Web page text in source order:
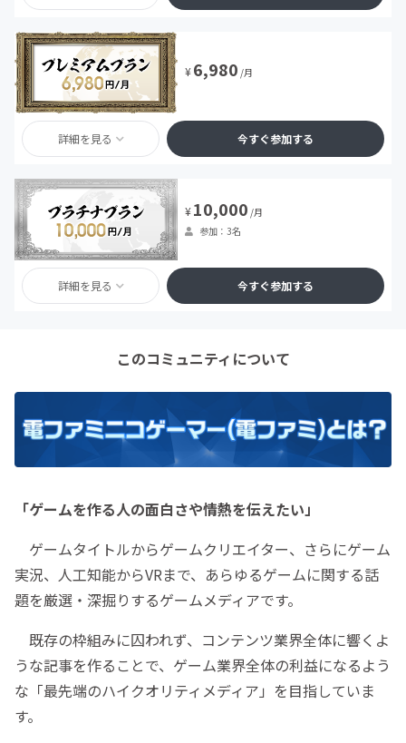
¥6,980 /月
詳細を見る 今すぐ参加する
¥10,000 /月
参加：3名
詳細を見る 今すぐ参加する
このコミュニティについて
「ゲームを作る人の面白さや情熱を伝えたい」
ゲームタイトルからゲームクリエイター、さらにゲーム
実況、人工知能からVRまで、あらゆるゲームに関する話
題を厳選・深掘りするゲームメディアです。
既存の枠組みに囚われず、コンテンツ業界全体に響くよ
うな記事を作ることで、ゲーム業界全体の利益になるよう
な「最先端のハイクオリティメディア」を目指していま
す。